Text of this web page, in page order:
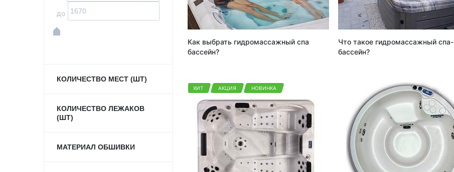
до
КОЛИЧЕСТВО МЕСТ (ШТ)
КОЛИЧЕСТВО ЛЕЖАКОВ
(ШТ)
МАТЕРИАЛ ОБШИВКИ
Как выбрать гидромассажный спа
бассейн?
Что такое гидромассажный спа-
бассейн?
ХИТ АКЦИЯ НОВИНКА